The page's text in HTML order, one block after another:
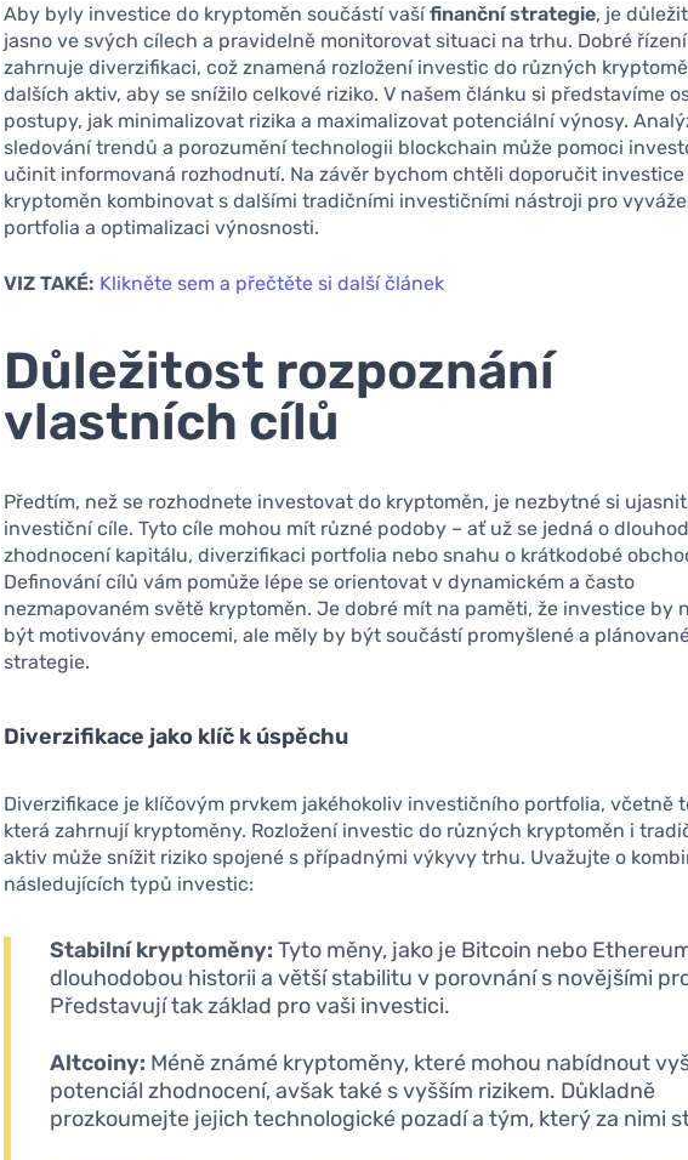
Aby byly investice do kryptoměn součástí vašífinanční strategie, je
jasno ve svých cílech a pravidelně monitorovat situaci na trhu. Dobré
zahrnuje diverzifikaci, což znamená rozložení investic do různých
dalších aktiv, aby se snížilo celkové riziko. V našem článku si představíme
postupy, jak minimalizovat rizika a maximalizovat potenciální výnosy.
sledování trendů a porozumění technologii blockchain může pomoci
učinit informovaná rozhodnutí. Na závěr bychom chtěli doporučit investice
kryptoměn kombinovat s dalšími tradičními investičními nástroji pro
portfolia a optimalizaci výnosnosti.
VIZ TAKÉ: Klikněte sem a přečtěte si další článek
Důležitost rozpoznání
vlastních cílů
Předtím, než se rozhodnete investovat do kryptoměn, je nezbytné si
investiční cíle. Tyto cíle mohou mít různé podoby – ať už se jedná o
zhodnocení kapitálu, diverzifikaci portfolia nebo snahu o krátkodobé
Definování cílů vám pomůže lépe se orientovat v dynamickém a často
nezmapovaném světě kryptoměn. Je dobré mít na paměti, že investice by
být motivovány emocemi, ale měly by být součástí promyšlené a
strategie.
Diverzifikace jako klíč k úspěchu
Diverzifikace je klíčovým prvkem jakéhokoliv investičního portfolia, včetně
která zahrnují kryptoměny. Rozložení investic do různých kryptoměn i
aktiv může snížit riziko spojené s případnými výkyvy trhu. Uvažujte o
následujících typů investic:
Stabilní kryptoměny: Tyto měny, jako je Bitcoin nebo
dlouhodobou historii a větší stabilitu v porovnání s novějšími
Představují tak základ pro vaši investici.
Altcoiny: Méně známé kryptoměny, které mohou nabídnout
potenciál zhodnocení, avšak také s vyšším rizikem. Důkladně
prozkoumejte jejich technologické pozadí a tým, který za nimi